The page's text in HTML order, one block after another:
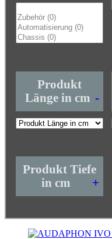
Produkt
Länge in cm -
Produkt Tiefe
in cm
+